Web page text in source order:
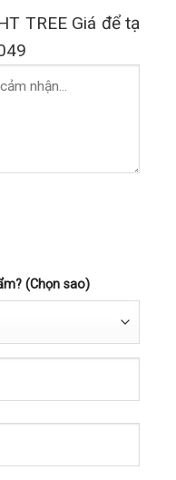
TREE Giá để tạ
(Chọn sao)